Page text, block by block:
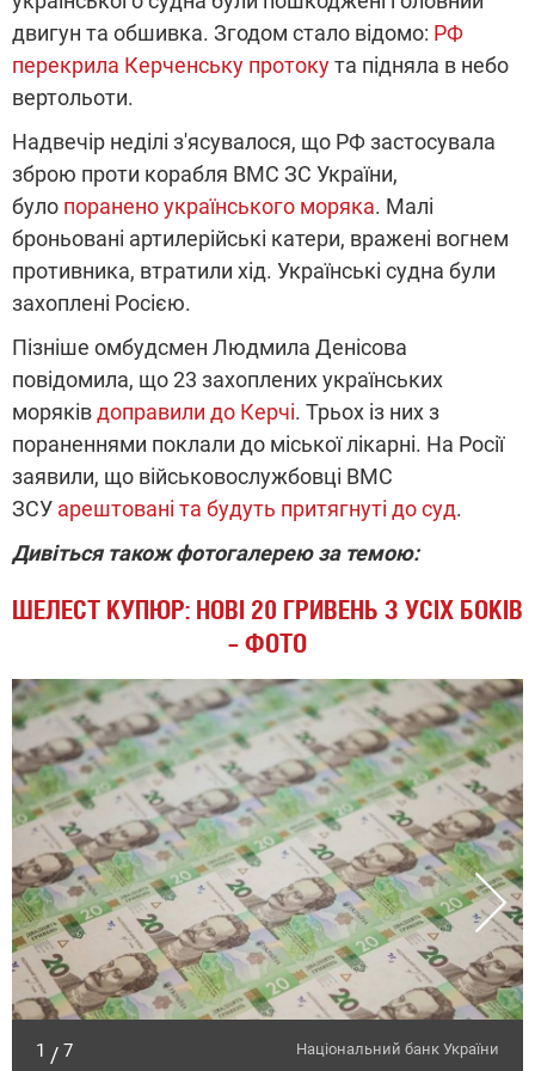
двигун та обшивка. Згодом стало відомо: РФ
перекрила Керченську протокута підняла в небо
вертольоти.
Надвечір неділі з'ясувалося, що РФ застосувала
зброю проти корабля ВМС ЗС України,
було поранено українського моряка. Малі
броньовані артилерійські катери, вражені вогнем
противника, втратили хід. Українські судна були
захоплені Росією.
Пізніше омбудсмен Людмила Денісова
повідомила, що 23 захоплених українських
моряківдоправили до Керчі. Трьох із них з
пораненнями поклали до міської лікарні. На Росії
заявили, що військовослужбовці ВМС
ЗСУ арештовані та будуть притягнуті до суд.
Дивіться також фотогалерею за темою:
ШЕЛЕСТ КУПЮР: НОВІ 20 ГРИВЕНЬ З УСІХ БОКІВ
– ФОТО
1 / 7 Національний банк України